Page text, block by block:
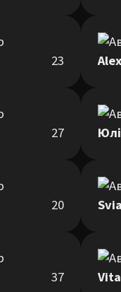
23 Alex
27
20
37